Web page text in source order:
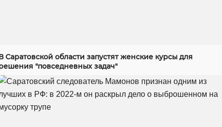
Саратовской области запустят женские курсы для
"повседневных задач"